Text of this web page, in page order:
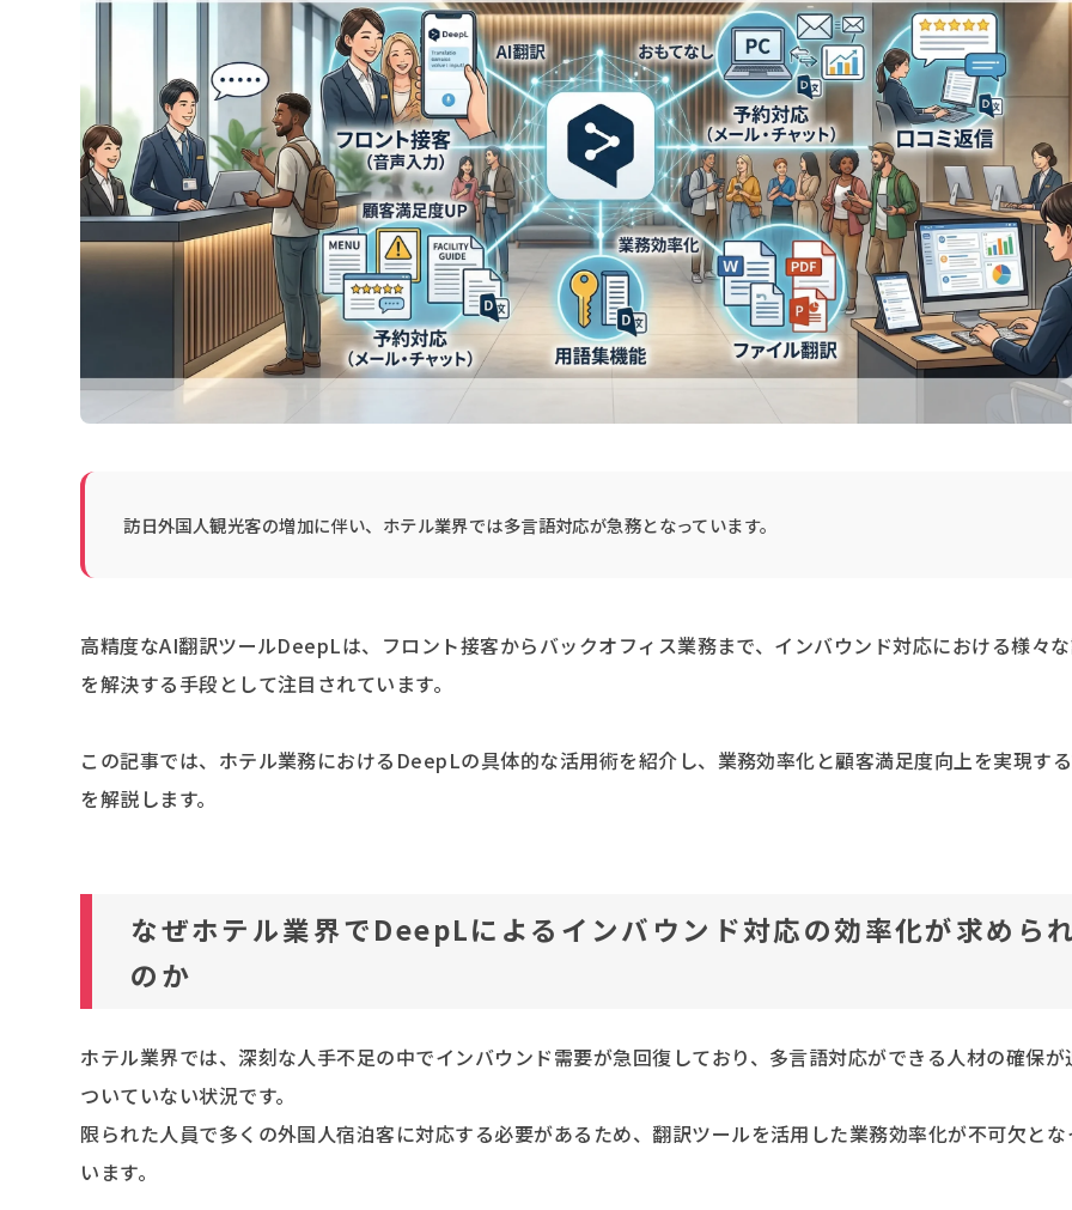
訪日外国人観光客の増加に伴い、ホテル業界では多言語対応が急務となっています。
高精度なAI翻訳ツールDeepLは、フロント接客からバックオフィス業務まで、インバウンド対応における様々
を解決する手段として注目されています。
この記事では、ホテル業務におけるDeepLの具体的な活用術を紹介し、業務効率化と顧客満足度向上を実現す
を解説します。
なぜホテル業界でDeepLによるインバウンド対応の効率化が求めら
のか
ホテル業界では、深刻な人手不足の中でインバウンド需要が急回復しており、多言語対応ができる人材の確保が
ついていない状況です。
限られた人員で多くの外国人宿泊客に対応する必要があるため、翻訳ツールを活用した業務効率化が不可欠とな
います。